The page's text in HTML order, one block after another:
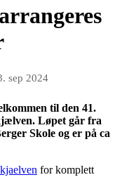
sep 2024
til den 41.
Løpet går fra
Skole og er på ca
for komplett